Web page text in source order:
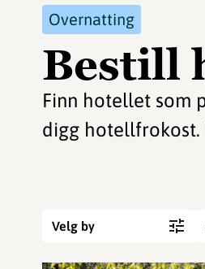
Overnatting
Bestill
Finn hotellet som
digg hotellfrokost.
Velg by